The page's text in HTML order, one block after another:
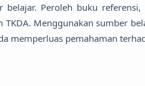
belajar. Peroleh buku
Menggunakan sumber
memperluas pemahaman